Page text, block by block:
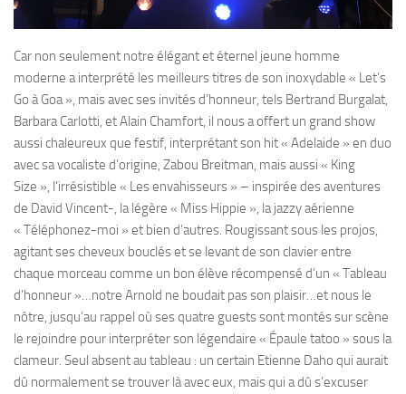
Car non seulement notre élégant et éternel jeune homme
moderne a interprété les meilleurs titres de son inoxydable « Let’s
Go à Goa », mais avec ses invités d’honneur, tels Bertrand Burgalat,
Barbara Carlotti, et Alain Chamfort, il nous a offert un grand show
aussi chaleureux que festif, interprétant son hit « Adelaide » en duo
avec sa vocaliste d’origine, Zabou Breitman, mais aussi « King
Size », l’irrésistible « Les envahisseurs » – inspirée des aventures
de David Vincent-, la légère « Miss Hippie », la jazzy aérienne
« Téléphonez-moi » et bien d’autres. Rougissant sous les projos,
agitant ses cheveux bouclés et se levant de son clavier entre
chaque morceau comme un bon élève récompensé d’un « Tableau
d’honneur »…notre Arnold ne boudait pas son plaisir…et nous le
nôtre, jusqu’au rappel où ses quatre guests sont montés sur scène
le rejoindre pour interpréter son légendaire « Épaule tatoo » sous la
clameur. Seul absent au tableau : un certain Etienne Daho qui aurait
dû normalement se trouver là avec eux, mais qui a dû s’excuser